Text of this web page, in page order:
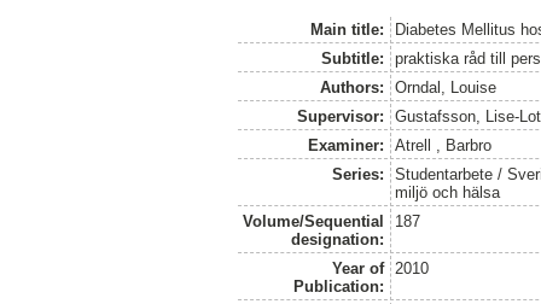
Main title:
Diabetes Mellitus
Subtitle:
praktiska råd till
Authors:
Orndal, Louise
Supervisor:
Gustafsson, Lise-
Examiner:
Atrell , Barbro
Series:
Studentarbete /
miljö och hälsa
Volume/Sequential
designation:
187
Year of
Publication:
2010